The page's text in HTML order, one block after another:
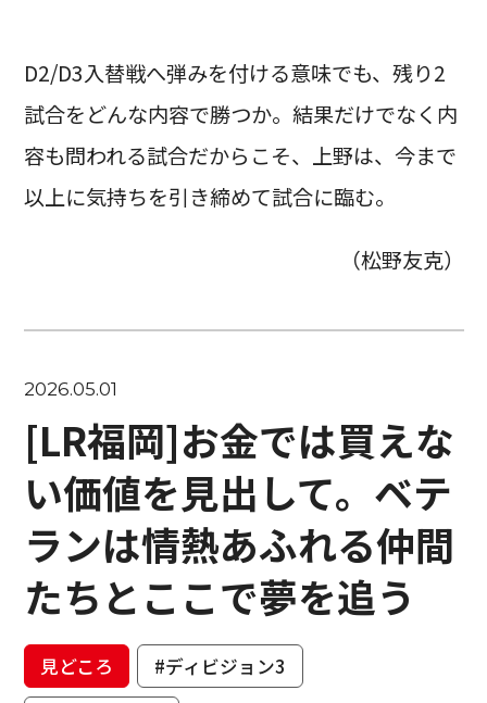
D2/D3入替戦へ弾みを付ける意味でも、残り2
試合をどんな内容で勝つか。結果だけでなく内
容も問われる試合だからこそ、上野は、今まで
以上に気持ちを引き締めて試合に臨む。
（松野友克）
2026.05.01
[LR福岡]お金では買えな
い価値を見出して。ベテ
ランは情熱あふれる仲間
たちとここで夢を追う
見どころ
#ディビジョン3